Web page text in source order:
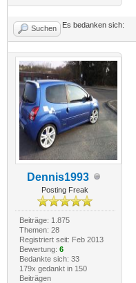
Suchen Es bedanken sich:
Dennis1993
Posting Freak
Beiträge: 1.875
Themen: 28
Registriert seit: Feb 2013
Bewertung: 6
Bedankte sich: 33
179x gedankt in 150
Beiträgen